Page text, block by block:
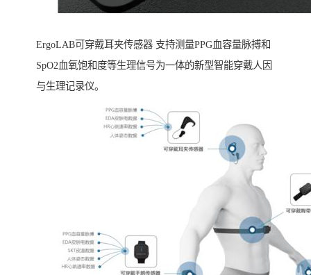
ErgoLAB可穿戴耳夹传感器 支持测量PPG血容量脉搏和
SpO2血氧饱和度等生理信号为一体的新型智能穿戴人因
与生理记录仪。